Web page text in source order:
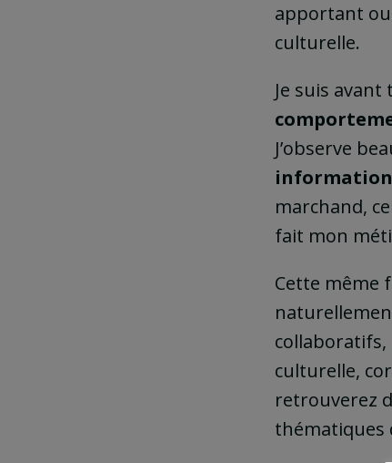
apportant
culturelle.
Je suis
J’observe
marchand,
fait mon
Cette même
culturelle,
retrouverez
thématiques